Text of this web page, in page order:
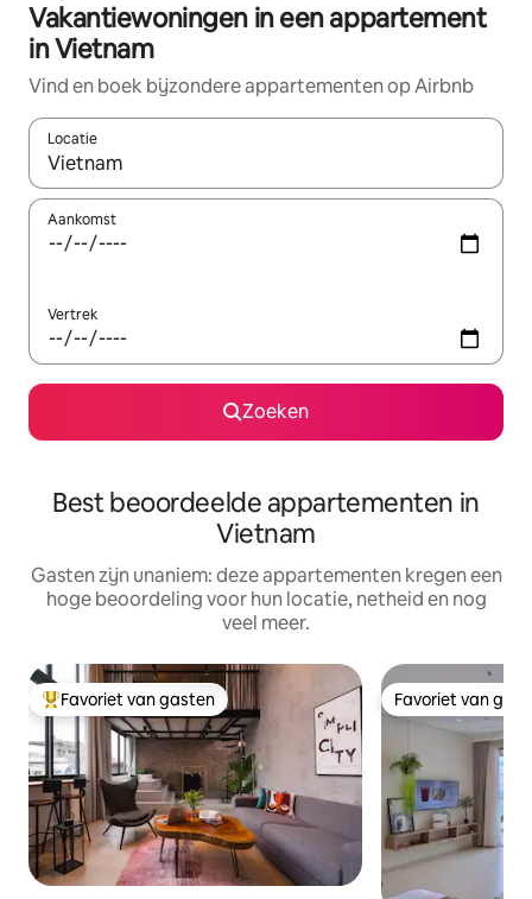
Vakantiewoningen in een appartement
in Vietnam
Vind en boek bijzondere appartementen op Airbnb
Locatie
Wanneer er suggesties beschikbaar zijn, maak je een keuze
Aankomst
Vertrek
Zoeken
Best beoordeelde appartementen in
Vietnam
Gasten zijn unaniem: deze appartementen kregen een
hoge beoordeling voor hun locatie, netheid en nog
veel meer.
Topfavoriet van gasten
Favoriet van gasten Favoriet van
Favoriet van